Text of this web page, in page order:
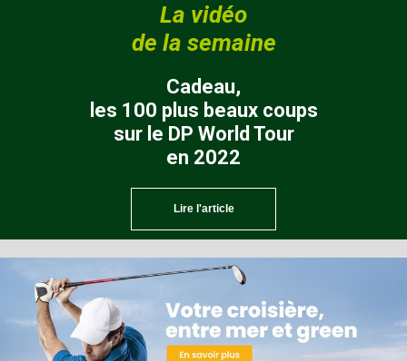
La vidéo
de la semaine
Cadeau,
les 100 plus beaux coups
sur le DP World Tour
en 2022
Lire l'article